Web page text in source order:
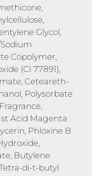
Glycol,
Copolymer,
(CI 77891),
Ceteareth-
Polysorbate
Acid Magenta
Phloxine B
Butylene
di-t-butyl